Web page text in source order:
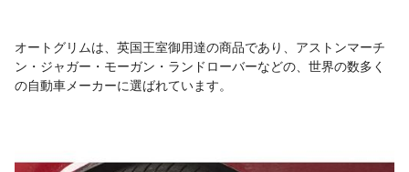
オートグリムは、英国王室御用達の商品であり、アストンマーチ
ン・ジャガー・モーガン・ランドローバーなどの、世界の数多く
の自動車メーカーに選ばれています。